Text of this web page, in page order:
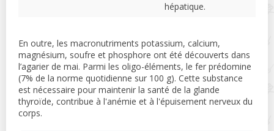
hépatique.
En outre, les macronutriments potassium, calcium,
magnésium, soufre et phosphore ont été découverts dans
l’agarier de mai. Parmi les oligo-éléments, le fer prédomine
(7% de la norme quotidienne sur 100 g). Cette substance
est nécessaire pour maintenir la santé de la glande
thyroïde, contribue à l'anémie et à l'épuisement nerveux du
corps.